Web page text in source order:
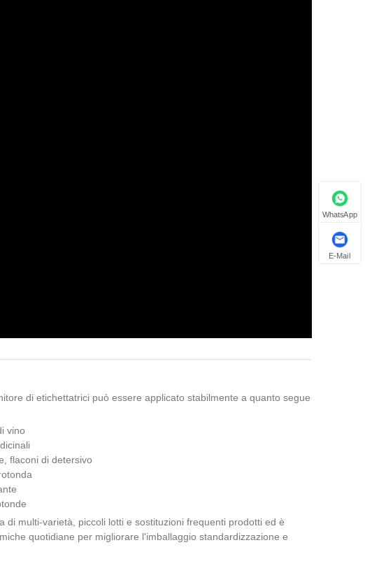
di etichettatrici può essere applicato stabilmente a quanto segue
vino
flaconi di detersivo
multi-varietà, piccoli lotti e sostituzioni frequenti prodotti ed è
quotidiane per migliorare l'imballaggio standardizzazione e
WhatsApp
E-Mail